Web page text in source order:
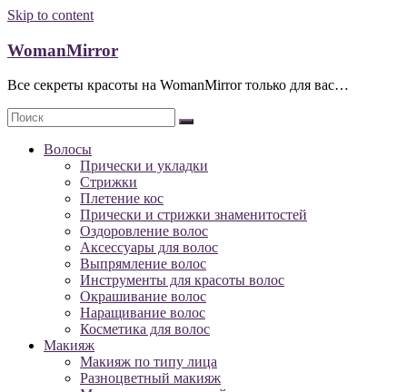
Skip to content
WomanMirror
Все секреты красоты на WomanMirror только для вас…
Волосы
Прически и укладки
Стрижки
Плетение кос
Прически и стрижки знаменитостей
Оздоровление волос
Аксессуары для волос
Выпрямление волос
Инструменты для красоты волос
Окрашивание волос
Наращивание волос
Косметика для волос
Макияж
Макияж по типу лица
Разноцветный макияж